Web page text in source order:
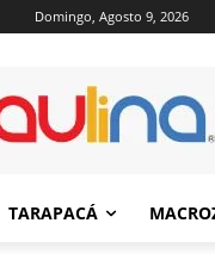
Domingo, Agosto 9, 2026
TARAPACÁ